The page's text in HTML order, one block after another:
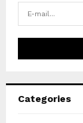
Categories